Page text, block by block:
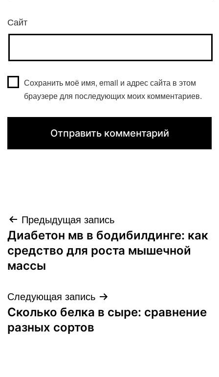
Сайт
Сохранить моё имя, email и адрес сайта в этом
браузере для последующих моих комментариев.
Навигация
по
записям
Предыдущая запись
Диабетон мв в бодибилдинге: как
средство для роста мышечной
массы
Следующая запись
Сколько белка в сыре: сравнение
разных сортов